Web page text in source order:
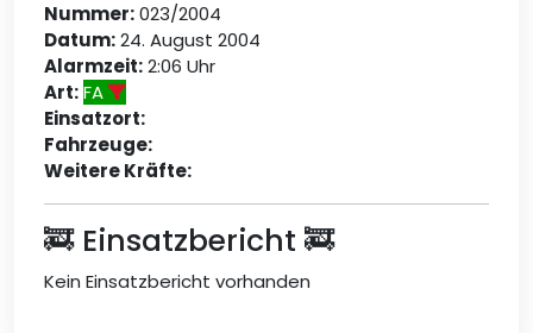
Nummer:023/2004
Datum:24. August 2004
Alarmzeit:2:06 Uhr
Art:FA
Einsatzort:
Fahrzeuge:
Weitere Kräfte:
🚒 Einsatzbericht 🚒
Kein Einsatzbericht vorhanden